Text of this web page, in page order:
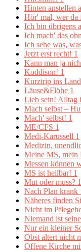
Hinten anstellen
Hör' mal, wer da
Ich bin übrigens
Ich mach' das
Ich sehe was,
Jetzt erst recht! 1
Kann man ja
Koddison! 1
Kurztrip ins Land
Läuse&Flöhe 1
Lieb sein! Alltag
Mach selbst –
Mach' selbst! 1
ME/CFS 1
Medi-Karussell 1
Medizin,
Meine MS, mein
Messen können
MS ist heilbar! 1
Mut oder muss? 1
Nach Plan krank
Näheres finden
Nicht im
Niemand ist
Nur ein kleiner
Obst altert nicht
Offene Kirche